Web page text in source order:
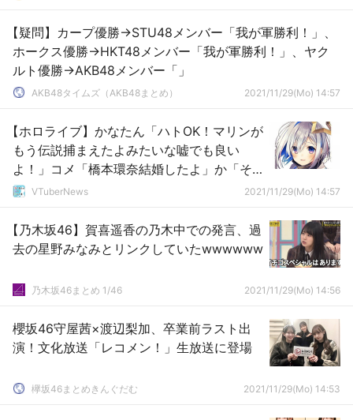
【疑問】カープ優勝→STU48メンバー「我が軍勝利！」、
ホークス優勝→HKT48メンバー「我が軍勝利！」、ヤク
ルト優勝→AKB48メンバー「」
AKB48タイムズ（AKB48まとめ） 2021/11/29(Mo) 14:57
【ホロライブ】かなたん「ハトOK！マリンが
もう伝説捕まえたよみたいな嘘でも良い
よ！」コメ「橋本環奈結婚したよ」か「そ
ういうハトじゃねえ！！」
VTuberNews 2021/11/29(Mo) 14:57
【乃木坂46】賀喜遥香の乃木中での発言、過
去の星野みなみとリンクしていたwwwwww
乃木坂46まとめ 1/46 2021/11/29(Mo) 14:56
櫻坂46守屋茜×渡辺梨加、卒業前ラスト出
演！文化放送「レコメン！」生放送に登場
欅坂46まとめきんぐだむ 2021/11/29(Mo) 14:53